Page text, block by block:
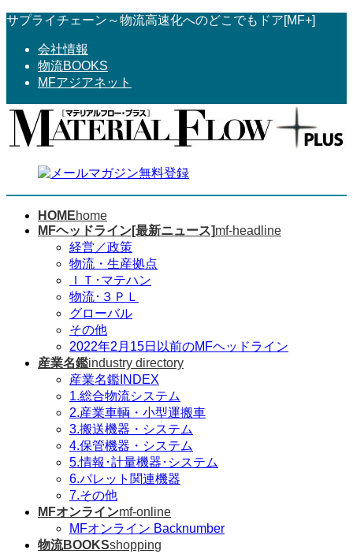
コ
へ
ス
ナ
ョ
ン
サプライチェーン～物流高速化へのどこでもドア[MF+]
会社情報
物流BOOKS
MFアジアネット
HOMEhome
MFヘッドライン[最新ニュース]mf-headline
経営／政策
物流・生産拠点
ＩＴ･マテハン
物流･３ＰＬ
グローバル
その他
2022年2月15日以前のMFヘッドライン
産業名鑑industry directory
産業名鑑INDEX
1.総合物流システム
2.産業車輌・小型運搬車
3.搬送機器・システム
4.保管機器・システム
5.情報･計量機器･システム
6.パレット関連機器
7.その他
MFオンラインmf-online
MFオンライン Backnumber
物流BOOKSshopping